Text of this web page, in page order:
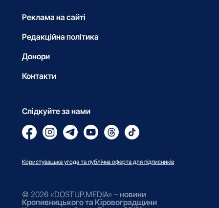
Реклама на сайті
Редакційна політика
Донори
Контакти
Слідкуйте за нами
Користувацька угода та публічна оферта для підписників
© 2026 «DOSTUP.MEDIA» – новини
Кропивницького та Кіровоградщини